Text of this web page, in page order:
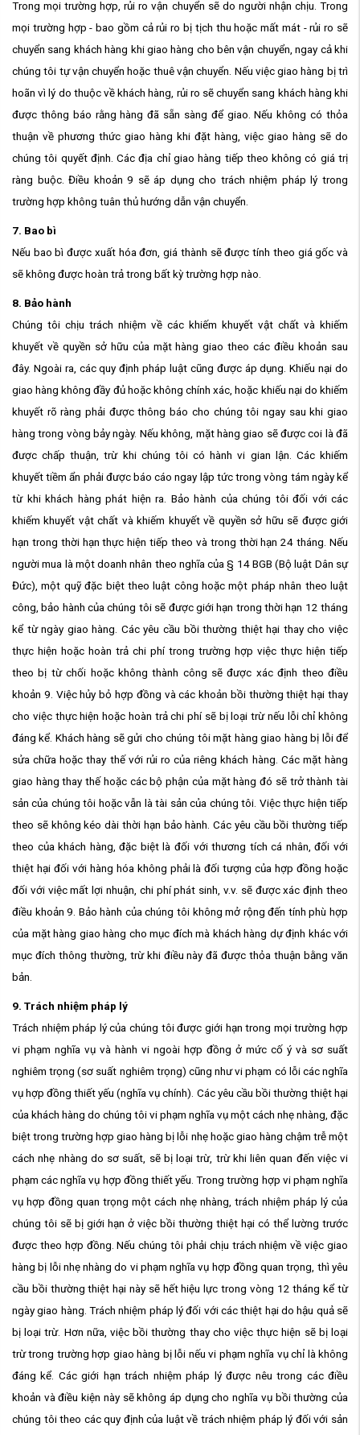
Trong mọi trường hợp, rủi ro vận chuyển sẽ do người nhận chịu. Trong
mọi trường hợp - bao gồm cả rủi ro bị tịch thu hoặc mất mát - rủi ro sẽ
chuyển sang khách hàng khi giao hàng cho bên vận chuyển, ngay cả khi
chúng tôi tự vận chuyển hoặc thuê vận chuyển. Nếu việc giao hàng bị trì
hoãn vì lý do thuộc về khách hàng, rủi ro sẽ chuyển sang khách hàng khi
được thông báo rằng hàng đã sẵn sàng để giao. Nếu không có thỏa
thuận về phương thức giao hàng khi đặt hàng, việc giao hàng sẽ do
chúng tôi quyết định. Các địa chỉ giao hàng tiếp theo không có giá trị
ràng buộc. Điều khoản 9 sẽ áp dụng cho trách nhiệm pháp lý trong
trường hợp không tuân thủ hướng dẫn vận chuyển.
7. Bao bì
Nếu bao bì được xuất hóa đơn, giá thành sẽ được tính theo giá gốc và
sẽ không được hoàn trả trong bất kỳ trường hợp nào.
8. Bảo hành
Chúng tôi chịu trách nhiệm về các khiếm khuyết vật chất và khiếm
khuyết về quyền sở hữu của mặt hàng giao theo các điều khoản sau
đây. Ngoài ra, các quy định pháp luật cũng được áp dụng. Khiếu nại do
giao hàng không đầy đủ hoặc không chính xác, hoặc khiếu nại do khiếm
khuyết rõ ràng phải được thông báo cho chúng tôi ngay sau khi giao
hàng trong vòng bảy ngày. Nếu không, mặt hàng giao sẽ được coi là đã
được chấp thuận, trừ khi chúng tôi có hành vi gian lận. Các khiếm
khuyết tiềm ẩn phải được báo cáo ngay lập tức trong vòng tám ngày kể
từ khi khách hàng phát hiện ra. Bảo hành của chúng tôi đối với các
khiếm khuyết vật chất và khiếm khuyết về quyền sở hữu sẽ được giới
hạn trong thời hạn thực hiện tiếp theo và trong thời hạn 24 tháng. Nếu
người mua là một doanh nhân theo nghĩa của § 14 BGB (Bộ luật Dân sự
Đức), một quỹ đặc biệt theo luật công hoặc một pháp nhân theo luật
công, bảo hành của chúng tôi sẽ được giới hạn trong thời hạn 12 tháng
kể từ ngày giao hàng. Các yêu cầu bồi thường thiệt hại thay cho việc
thực hiện hoặc hoàn trả chi phí trong trường hợp việc thực hiện tiếp
theo bị từ chối hoặc không thành công sẽ được xác định theo điều
khoản 9. Việc hủy bỏ hợp đồng và các khoản bồi thường thiệt hại thay
cho việc thực hiện hoặc hoàn trả chi phí sẽ bị loại trừ nếu lỗi chỉ không
đáng kể. Khách hàng sẽ gửi cho chúng tôi mặt hàng giao hàng bị lỗi để
sửa chữa hoặc thay thế với rủi ro của riêng khách hàng. Các mặt hàng
giao hàng thay thế hoặc các bộ phận của mặt hàng đó sẽ trở thành tài
sản của chúng tôi hoặc vẫn là tài sản của chúng tôi. Việc thực hiện tiếp
theo sẽ không kéo dài thời hạn bảo hành. Các yêu cầu bồi thường tiếp
theo của khách hàng, đặc biệt là đối với thương tích cá nhân, đối với
thiệt hại đối với hàng hóa không phải là đối tượng của hợp đồng hoặc
đối với việc mất lợi nhuận, chi phí phát sinh, v.v. sẽ được xác định theo
điều khoản 9. Bảo hành của chúng tôi không mở rộng đến tính phù hợp
của mặt hàng giao hàng cho mục đích mà khách hàng dự định khác với
mục đích thông thường, trừ khi điều này đã được thỏa thuận bằng văn
bản.
9. Trách nhiệm pháp lý
Trách nhiệm pháp lý của chúng tôi được giới hạn trong mọi trường hợp
vi phạm nghĩa vụ và hành vi ngoài hợp đồng ở mức cố ý và sơ suất
nghiêm trọng (sơ suất nghiêm trọng) cũng như vi phạm có lỗi các nghĩa
vụ hợp đồng thiết yếu (nghĩa vụ chính). Các yêu cầu bồi thường thiệt hại
của khách hàng do chúng tôi vi phạm nghĩa vụ một cách nhẹ nhàng, đặc
biệt trong trường hợp giao hàng bị lỗi nhẹ hoặc giao hàng chậm trễ một
cách nhẹ nhàng do sơ suất, sẽ bị loại trừ, trừ khi liên quan đến việc vi
phạm các nghĩa vụ hợp đồng thiết yếu. Trong trường hợp vi phạm nghĩa
vụ hợp đồng quan trọng một cách nhẹ nhàng, trách nhiệm pháp lý của
chúng tôi sẽ bị giới hạn ở việc bồi thường thiệt hại có thể lường trước
được theo hợp đồng. Nếu chúng tôi phải chịu trách nhiệm về việc giao
hàng bị lỗi nhẹ nhàng do vi phạm nghĩa vụ hợp đồng quan trọng, thì yêu
cầu bồi thường thiệt hại này sẽ hết hiệu lực trong vòng 12 tháng kể từ
ngày giao hàng. Trách nhiệm pháp lý đối với các thiệt hại do hậu quả sẽ
bị loại trừ. Hơn nữa, việc bồi thường thay cho việc thực hiện sẽ bị loại
trừ trong trường hợp giao hàng bị lỗi nếu vi phạm nghĩa vụ chỉ là không
đáng kể. Các giới hạn trách nhiệm pháp lý được nêu trong các điều
khoản và điều kiện này sẽ không áp dụng cho nghĩa vụ bồi thường của
chúng tôi theo các quy định của luật về trách nhiệm pháp lý đối với sản